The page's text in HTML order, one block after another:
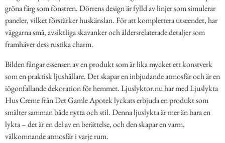
gröna färg som fönstren. Dörrens design är fylld av linjer som simulerar
paneler, vilket förstärker huskänslan. För att komplettera utseendet, har
väggarna små, avsiktliga skavanker och åldersrelaterade detaljer som
framhäver dess rustika charm.
Bilden fångar essensen av en produkt som är lika mycket ett konstverk
som en praktisk ljushållare. Det skapar en inbjudande atmosfär och är en
iögonfallande dekoration för hemmet. Ljuslyktor.nu har med Ljuslykta
Hus Creme från Det Gamle Apotek lyckats erbjuda en produkt som
smälter samman både nytta och stil. Denna ljuslykta är mer än bara en
lykta – det är en del av en berättelse, och den skapar en varm,
välkomnande atmosfär i varje rum.